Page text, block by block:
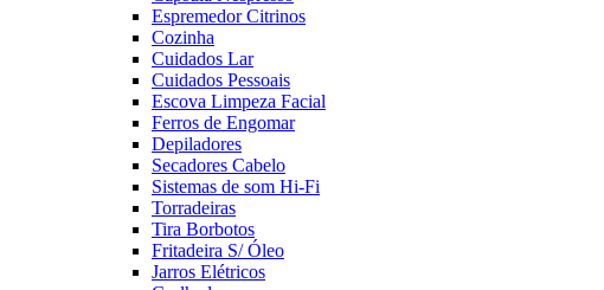
Espremedor Citrinos
Cozinha
Cuidados Lar
Cuidados Pessoais
Escova Limpeza Facial
Ferros de Engomar
Depiladores
Secadores Cabelo
Sistemas de som Hi-Fi
Torradeiras
Tira Borbotos
Fritadeira S/ Óleo
Jarros Elétricos